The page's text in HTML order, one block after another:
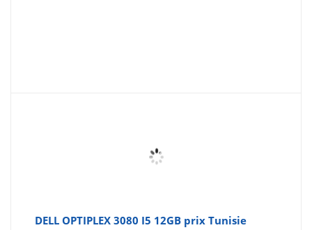
DELL OPTIPLEX 3080 I5 12GB prix Tunisie